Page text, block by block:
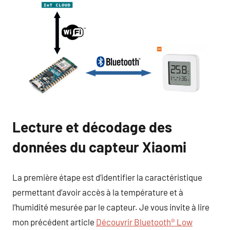
Lecture et décodage des
données du capteur Xiaomi
La première étape est d’identifier la caractéristique
permettant d’avoir accès à la température et à
l’humidité mesurée par le capteur. Je vous invite à lire
mon précédent article Découvrir Bluetooth® Low